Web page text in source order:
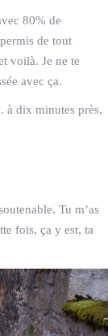
80% de
de tout
voilà. Je ne te
avec ça.
à dix minutes près,
Tu m’as
fois, ça y est, ta